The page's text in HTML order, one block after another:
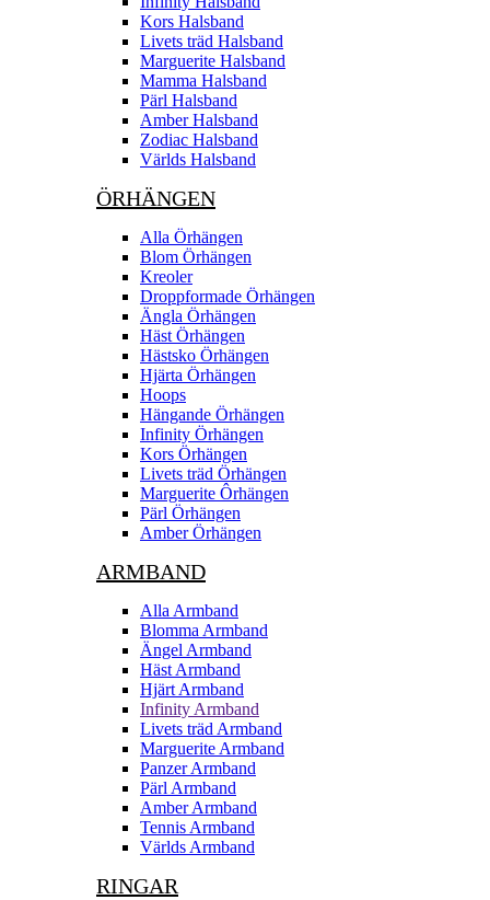
Kors Halsband
Livets träd Halsband
Marguerite Halsband
Mamma Halsband
Pärl Halsband
Amber Halsband
Zodiac Halsband
Världs Halsband
ÖRHÄNGEN
Alla Örhängen
Blom Örhängen
Kreoler
Droppformade Örhängen
Ängla Örhängen
Häst Örhängen
Hästsko Örhängen
Hjärta Örhängen
Hoops
Hängande Örhängen
Infinity Örhängen
Kors Örhängen
Livets träd Örhängen
Marguerite Ôrhängen
Pärl Örhängen
Amber Örhängen
ARMBAND
Alla Armband
Blomma Armband
Ängel Armband
Häst Armband
Hjärt Armband
Infinity Armband
Livets träd Armband
Marguerite Armband
Panzer Armband
Pärl Armband
Amber Armband
Tennis Armband
Världs Armband
RINGAR